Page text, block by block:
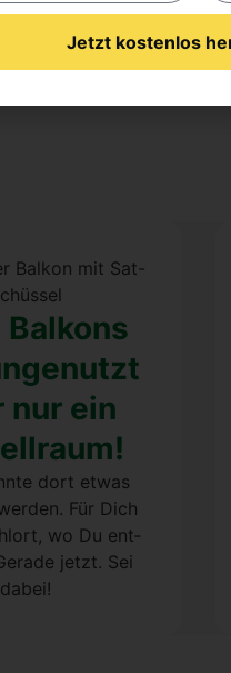
nur ein
dort etwas
Für Dich
wo Du ent­
jetzt. Sei
dabei!
Jetzt kostenlos